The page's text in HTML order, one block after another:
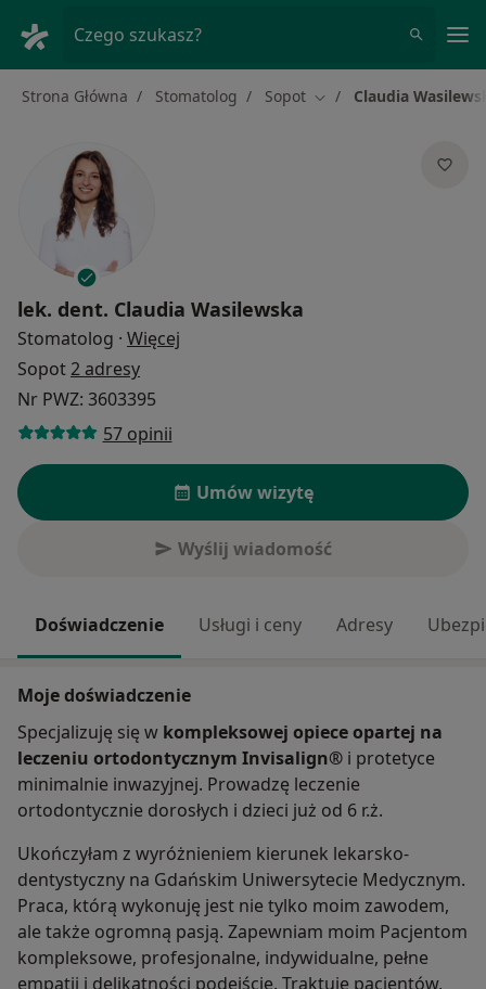
Czego szukasz?
Strona Główna Stomatolog Sopot Zmień miasto
Claudia
lek. dent. Claudia Wasilewska
Stomatolog · Więcej
Sopot2 adresy
Nr PWZ: 3603395
57 opinii
Umów wizytę
Wyślij wiadomość
Doświadczenie Usługi i ceny Adresy
Moje doświadczenie
Specjalizuję się w kompleksowej opiece opartej na
leczeniu ortodontycznym Invisalign® i protetyce
minimalnie inwazyjnej. Prowadzę leczenie
ortodontycznie dorosłych i dzieci już od 6 r.ż.
Ukończyłam z wyróżnieniem kierunek lekarsko-
dentystyczny na Gdańskim Uniwersytecie Medycznym.
Praca, którą wykonuję jest nie tylko moim zawodem,
ale także ogromną pasją. Zapewniam moim Pacjentom
kompleksowe, profesjonalne, indywidualne, pełne
empatii i delikatności podejście. Traktuję pacjentów,